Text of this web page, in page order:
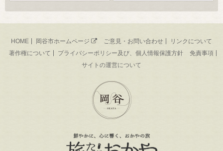
HOME 岡谷市ホームページ ご意見・お問い合わせ
リンクについて
著作権について
プライバシーポリシー及び、個人情報保護方針
免責事項
サイトの運営について